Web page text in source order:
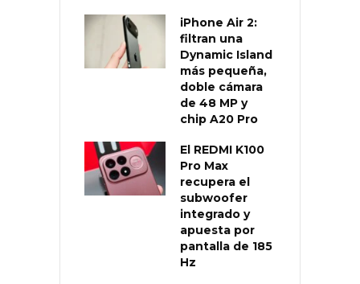
iPhone Air 2:
filtran una
Dynamic Island
más pequeña,
doble cámara
de 48 MP y
chip A20 Pro
El REDMI K100
Pro Max
recupera el
subwoofer
integrado y
apuesta por
pantalla de 185
Hz